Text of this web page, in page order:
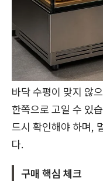
바닥 수평이 맞지 않
한쪽으로 고일 수 있
드시 확인해야 하며,
다.
구매 핵심 체크